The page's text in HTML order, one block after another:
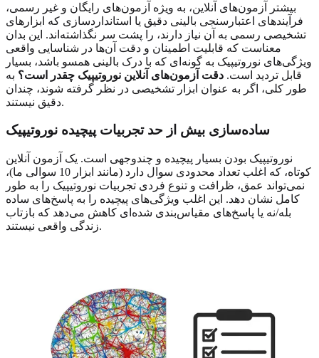
بیشتر آزمون‌های آنلاین، به ویژه آزمون‌های رایگان و غیر رسمی،
فرآیندهای اعتبارسنجی بالینی دقیق یا استانداردسازی که ابزارهای
تشخیصی رسمی به آن نیاز دارند، را پشت سر نگذاشته‌اند. این بدان
معناست که قابلیت اطمینان و دقت آن‌ها در شناسایی واقعی
ویژگی‌های نوروتیپیک به گونه‌ای که با درک بالینی همسو باشد، بسیار
قابل تردید است. دقت آزمون‌های آنلاین نوروتیپیک چقدر است؟ به
طور کلی، اگر به عنوان ابزار تشخیصی در نظر گرفته شوند، چندان
دقیق نیستند.
ساده‌سازی بیش از حد تجربیات پیچیده نوروتیپیک
نوروتیپیک بودن بسیار پیچیده و چندوجهی است. یک آزمون آنلاین
کوتاه، که اغلب تعداد محدودی سوال دارد (مانند ابزار 10 سوالی ما)،
نمی‌تواند عمق، ظرافت و تنوع فردی تجربیات نوروتیپیک را به طور
کامل نشان دهد. این اغلب ویژگی‌های پیچیده را به پاسخ‌های ساده
بله/نه یا پاسخ‌های مقیاس‌بندی شده‌ای کاهش می‌دهد که بازتاب
زندگی واقعی نیستند.